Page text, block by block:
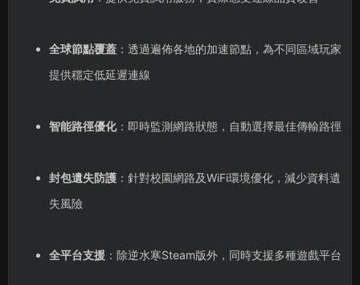
全球節點覆蓋：透過遍佈各地的加速節點，為不同區域玩家
提供穩定低延遲連線
智能路徑優化：即時監測網路狀態，自動選擇最佳傳輸路徑
封包遺失防護：針對校園網路及WiFi環境優化，減少資料遺
失風險
全平台支援：除逆水寒Steam版外，同時支援多種遊戲平台